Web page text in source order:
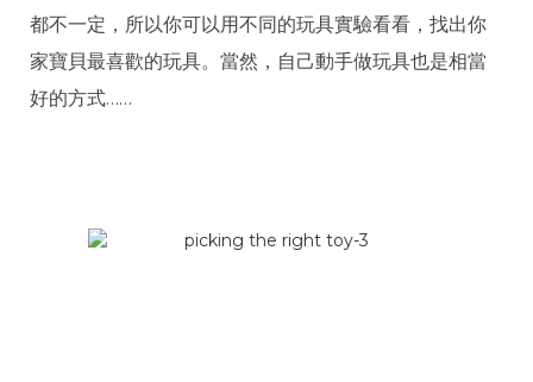
都不一定，所以你可以用不同的玩具實驗看看，找出你
家寶貝最喜歡的玩具。當然，自己動手做玩具也是相當
好的方式……